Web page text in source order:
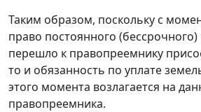
Таким образом, поскольку с
право постоянного
перешло к правопреемнику
то и обязанность по уплате
этого момента возлагается на
правопреемника.